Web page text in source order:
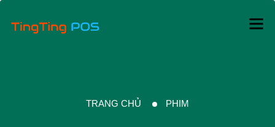
TRANG CHỦ PHIM